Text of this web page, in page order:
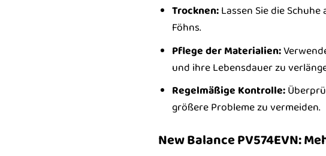
Trocknen:Lassen Sie die
Föhns.
Pflege der Materialien:
und ihre Lebensdauer zu
Regelmäßige Kontrolle:
größere Probleme zu vermeiden.
New Balance PV574EVN: